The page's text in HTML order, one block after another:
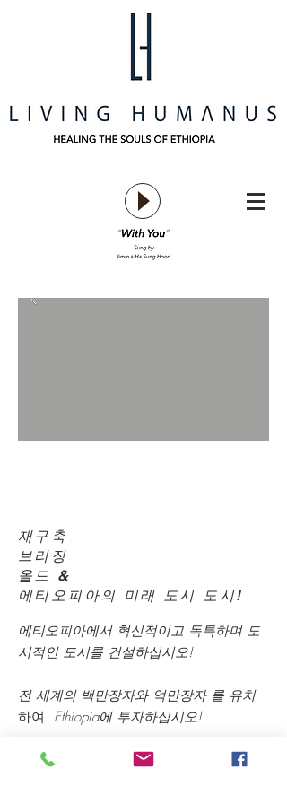
재구축
브리징
올드 &
에티오피아의 미래 도시 도시!
에티오피아에서 혁신적이고 독특하며 도
시적인 도시를 건설하십시오!
전 세계의 백만장자와 억만장자 를 유치
하여
Ethiopia에 투자하십시오!
전 세계에서 수백만 명의 관광객을 에티오